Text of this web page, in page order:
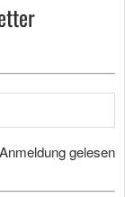
gelesen